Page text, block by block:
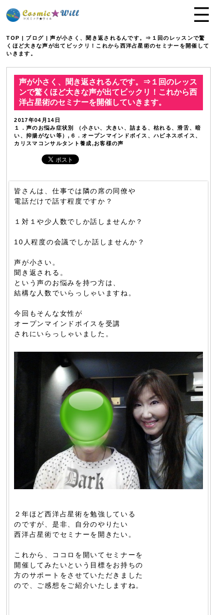
TOP | ブログ | 声が小さく、聞き返されるんです。⇒１回のレッスンで驚
くほど大きな声が出てビックリ！これから西洋占星術のセミナーを開催して
いきます。
声が小さく、聞き返されるんです。⇒１回のレッス
ンで驚くほど大きな声が出てビックリ！これから西
洋占星術のセミナーを開催していきます。
2017年04月14日
１．声のお悩み症状別 （小さい、大きい、詰まる、枯れる、滑舌、暗
い、抑揚がない等）,６．オープンマインドボイス、ハピネスボイス、
カリスマコンサルタント養成,お客様の声
皆さんは、仕事では隣の席の同僚や
電話だけで話す程度ですか？
１対１や少人数でしか話しませんか？
10人程度の会議でしか話しませんか？
声が小さい。
聞き返される。
という声のお悩みを持つ方は、
結構な人数でいらっしゃいますね。
今回もそんな女性が
オープンマインドボイスを受講
されにいらっしゃいました。
２年ほど西洋占星術を勉強している
のですが、是非、自分のやりたい
西洋占星術でセミナーを開きたい。
これから、ココロを開いてセミナーを
開催してみたいという目標をお持ちの
方のサポートをさせていただきました
ので、ご感想をご紹介いたしますね。